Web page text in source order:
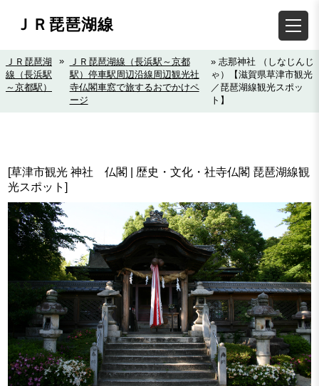
ＪＲ琵琶湖線
ＪＲ琵琶湖
線（長浜駅
～京都駅）
»
ＪＲ琵琶湖線（長浜駅～京都
駅）停車駅周辺沿線周辺観光社
寺仏閣車窓で旅するおでかけペ
ージ
» 志那神社 （しなじんじ
ゃ）【滋賀県草津市観光
／琵琶湖線観光スポッ
ト】
[草津市観光 神社 仏閣 | 歴史・文化・社寺仏閣 琵琶湖線観
光スポット]